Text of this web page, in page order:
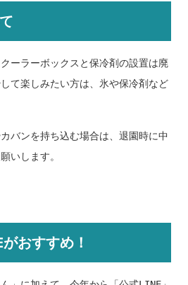
ーラーボックスと保冷剤の設置は廃
て楽しみたい方は、氷や保冷剤など
バンを持ち込む場合は、退園時に中
いします。
おすすめ！